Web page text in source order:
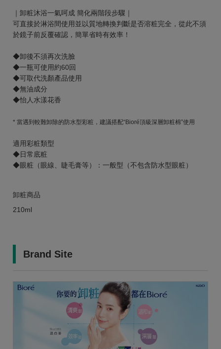
｜卸粧沐浴一氣呵成 簡化兩階段步驟｜
可直接於淋浴間使用並以質地轉換判斷是否溶粧完全，從此不須
於鏡子前反覆確認，簡單省時有效率！
◆卸後不須再次洗臉
◆一瓶可使用約60回
◆可取代洗顏產品使用
◆無油成分
◆怡人水漾花香
* 當遇到較難卸除的防水型彩粧，建議搭配“Bioré頂級深層卸粧棉”使用
適用彩粧類型
◆日常底粧
◆眼粧（眼線、睫毛膏等）：一般型（不包含防水型眼粧）
卸粧商品
210ml
Brand Site